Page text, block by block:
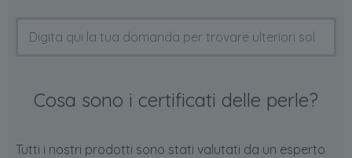
Cosa sono i certificati delle perle?
Tutti i nostri prodotti sono stati valutati da un esperto